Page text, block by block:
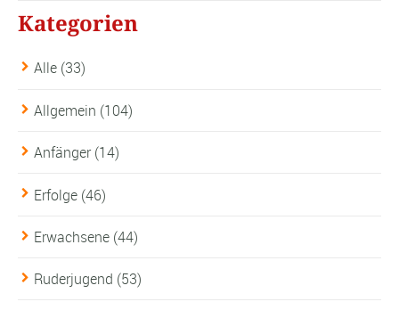
Kategorien
Alle (33)
Allgemein (104)
Anfänger(14)
Erfolge (46)
Erwachsene (44)
Ruderjugend (53)